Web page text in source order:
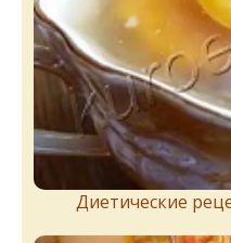
Диетические